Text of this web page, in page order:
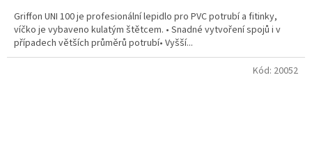
Griffon UNI 100 je profesionální lepidlo pro PVC potrubí a fitinky,
víčko je vybaveno kulatým štětcem. • Snadné vytvoření spojů i v
případech větších průměrů potrubí• Vyšší...
Kód: 20052